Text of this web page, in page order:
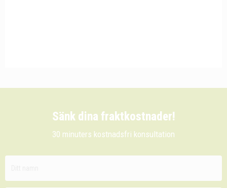
Sänk dina fraktkostnader!
30 minuters kostnadsfri konsultation